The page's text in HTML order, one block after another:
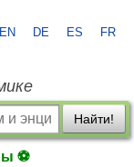
EN DE ES FR
Найти!
⚽